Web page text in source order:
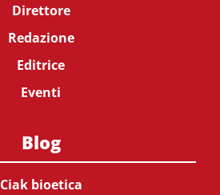
Direttore
Redazione
Editrice
Eventi
Blog
Ciak bioetica